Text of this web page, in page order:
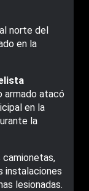
norte del
en la
armado atacó
en la
la
camionetas,
instalaciones
lesionadas.